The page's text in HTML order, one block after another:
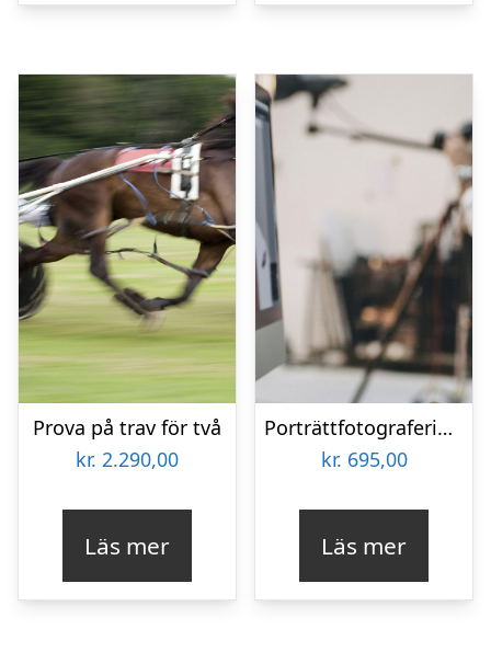
Prova på trav för två
kr. 2.290,00
Läs mer
Porträttfotografering för två
kr. 695,00
Läs mer